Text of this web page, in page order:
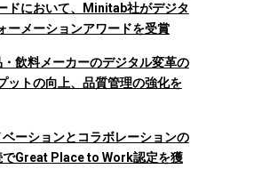
ドにおいて、Minitab社がデジタ
ーメーションアワードを受賞
飲料メーカーのデジタル変革の
ットの向上、品質管理の強化を
ーションとコラボレーションの
でGreat Place to Work認定を獲